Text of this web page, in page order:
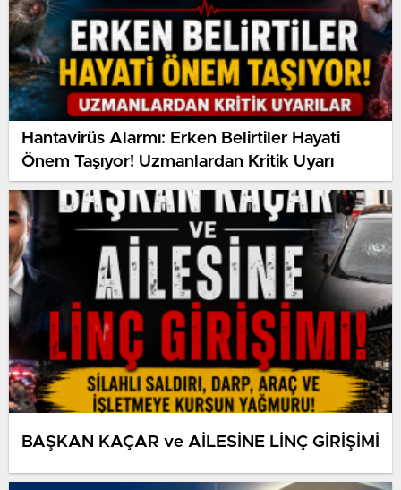
Hantavirüs Alarmı: Erken Belirtiler Hayati
Önem Taşıyor! Uzmanlardan Kritik Uyarı
BAŞKAN KAÇAR ve AİLESİNE LİNÇ GİRİŞİMİ